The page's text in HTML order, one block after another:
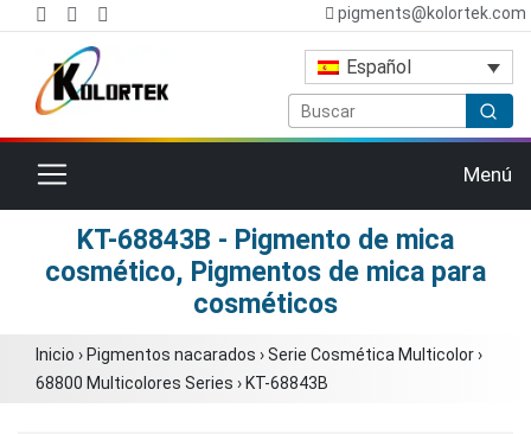
pigments@kolortek.com
Español
Cambiar navegación Menú
KT-68843B - Pigmento de mica
cosmético, Pigmentos de mica para
cosméticos
Inicio › Pigmentos nacarados ›Serie Cosmética Multicolor›
68800 Multicolores Series › KT-68843B